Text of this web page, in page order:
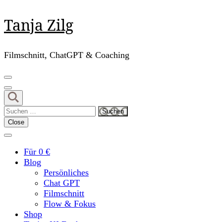
Skip
to
(Press
Enter)
Tanja Zilg
Filmschnitt, ChatGPT & Coaching
Suchen
nach:
Close
Für 0 €
Blog
Persönliches
Chat GPT
Filmschnitt
Flow & Fokus
Shop